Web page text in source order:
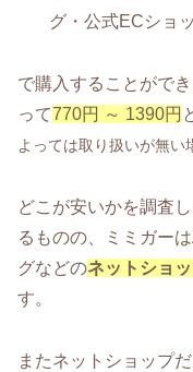
グ・公式ECショ
で購入することがで
って770円 ～ 1390円
よっては取り扱いが無い
どこが安いかを調査
るものの、ミミガー
グなどのネットショ
す。
またネットショップ